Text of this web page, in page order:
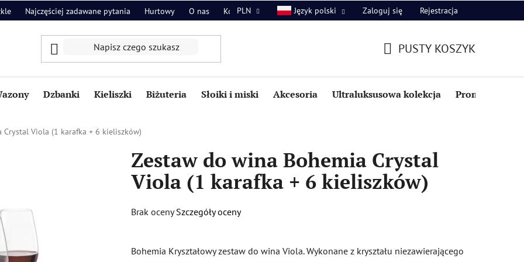
Najczęściej zadawane pytania Hurtowy O nas Kontakt
PLN Język polski Zaloguj się Rejestracja
PUSTY KOSZYK
Dzbanki Kieliszki Biżuteria Słoiki i miski Akcesoria Ultraluksusowa kolekcja Promocje i
Crystal Viola (1 karafka + 6 kieliszków)
Zestaw do wina Bohemia Crystal
Viola (1 karafka + 6 kieliszków)
Średnia
wynosi
Brak oceny Szczegóły oceny
Bohemia Kryształowy zestaw do wina Viola. Wykonane z kryształu niezawierającego